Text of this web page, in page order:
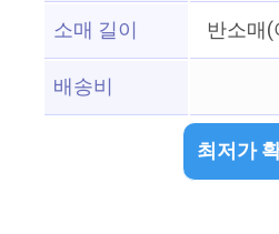
소매 길이
반소매
배송비
최저가